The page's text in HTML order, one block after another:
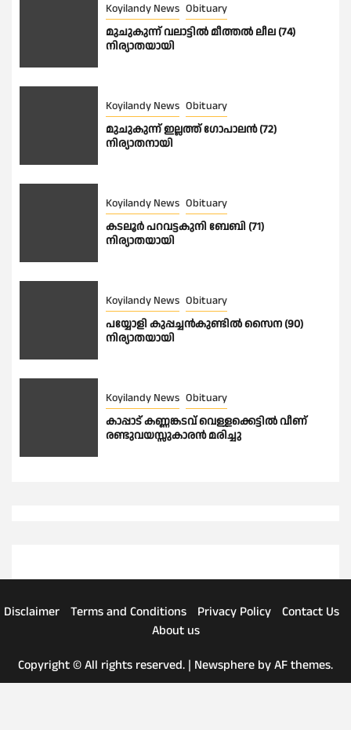
Koyilandy News Obituary
മുചുകുന്ന് വലാട്ടിൽ മീത്തൽ ലീല (74)
നിര്യാതയായി
Koyilandy News Obituary
മുചുകുന്ന് ഇല്ലത്ത് ഗോപാലൻ (72)
നിര്യാതനായി
Koyilandy News Obituary
കടലൂർ പറവട്ടകുനി ബേബി (71)
നിര്യാതയായി
Koyilandy News Obituary
പയ്യോളി കുപ്പച്ചൻകുണ്ടിൽ സൈന (90)
നിര്യാതയായി
Koyilandy News Obituary
കാപ്പാട് കണ്ണങ്കടവ് വെള്ളക്കെട്ടിൽ വീണ്
രണ്ടുവയസ്സുകാരൻ മരിച്ചു
Disclaimer Terms and Conditions Privacy Policy
Contact Us
About us
Copyright © All rights reserved. | Newsphere by AF themes.